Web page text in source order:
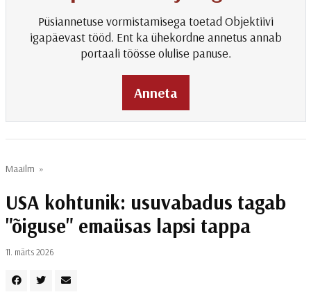
Püsiannetuse vormistamisega toetad Objektiivi
igapäevast tööd. Ent ka ühekordne annetus annab
portaali töösse olulise panuse.
Anneta
Maailm »
USA kohtunik: usuvabadus tagab
"õiguse" emaüsas lapsi tappa
11. märts 2026